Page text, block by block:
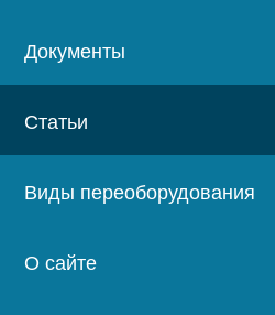
Документы
Статьи
Виды переоборудования
О сайте